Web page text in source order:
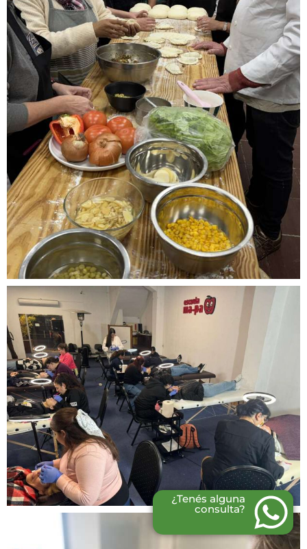
¿Tenés alguna
consulta?